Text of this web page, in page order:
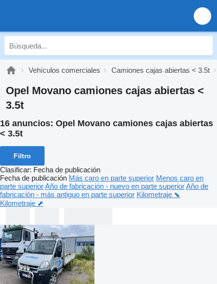
Vehículos comerciales Camiones cajas abiertas < 3.5t
Opel Movano camiones cajas abiertas <
3.5t
16 anuncios: Opel Movano camiones cajas abiertas
< 3.5t
Filtro
Clasificar: Fecha de publicación
Fecha de publicación Más caro en parte superior Menos caro en
parte superiorAño de fabricación - nuevo en parte superiorAño de
fabricación - más antiguo en parte superior Kilometraje ⬊
Kilometraje ⬈